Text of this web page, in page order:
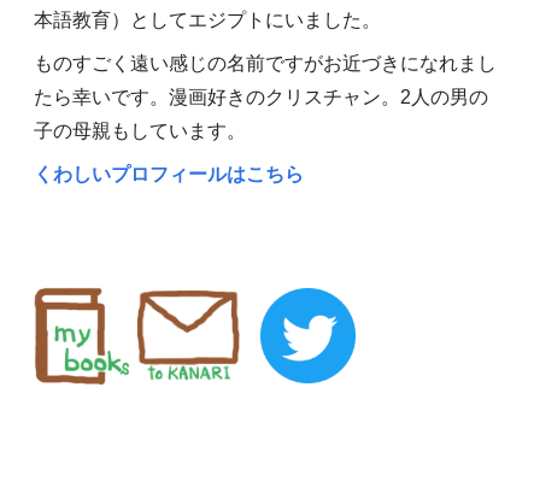
本語教育）としてエジプトにいました。
ものすごく遠い感じの名前ですがお近づきになれまし
たら幸いです。漫画好きのクリスチャン。2人の男の
子の母親もしています。
くわしいプロフィールはこちら